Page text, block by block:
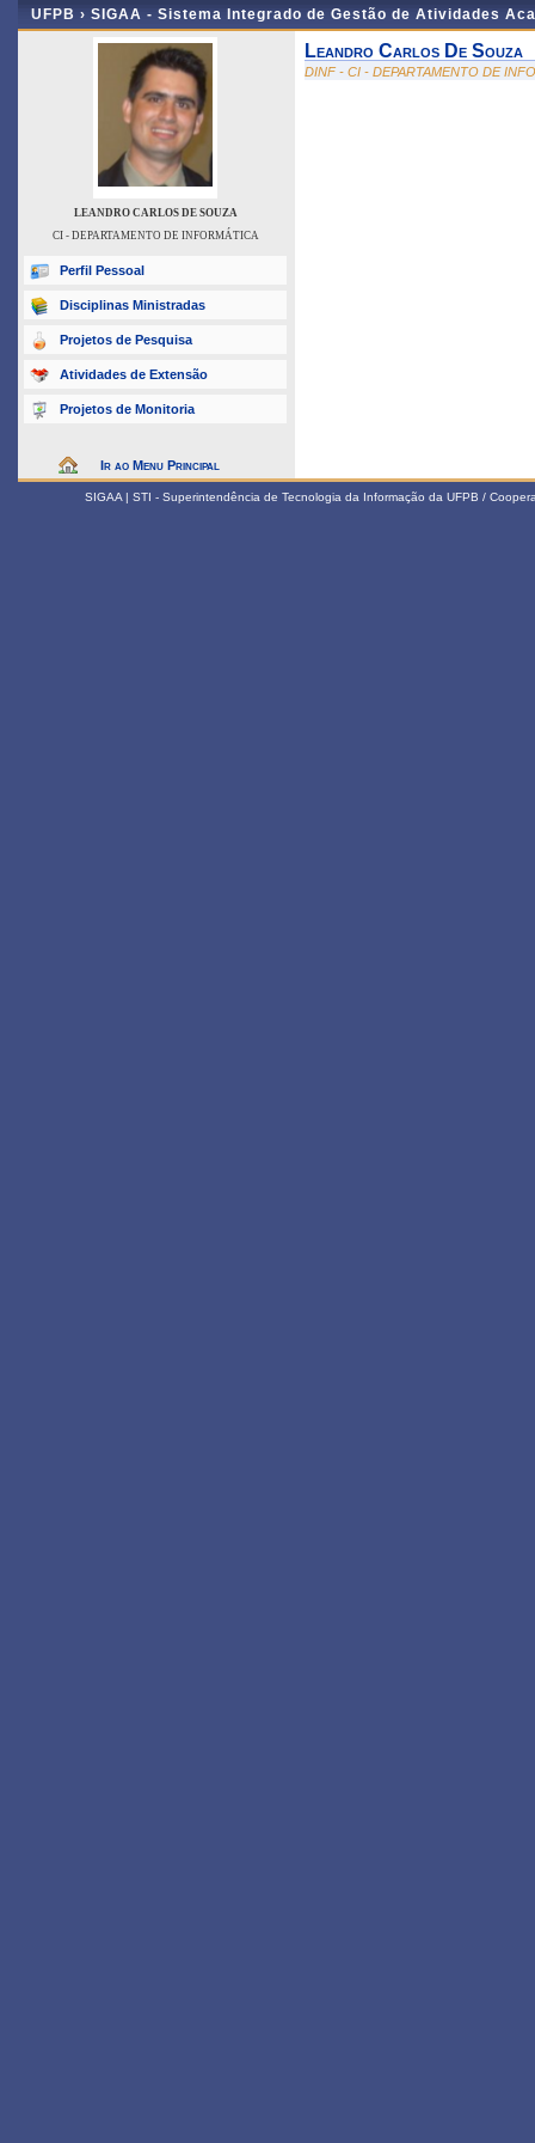
UFPB › SIGAA - Sistema Integrado de Gestão de Atividades
LEANDRO CARLOS DE SOUZA
CI - DEPARTAMENTO DE INFORMÁTICA
Perfil Pessoal
Disciplinas Ministradas
Projetos de Pesquisa
Atividades de Extensão
Projetos de Monitoria
Ir ao Menu Principal
Leandro Carlos De Souza
DINF - CI - DEPARTAMENTO DE
SIGAA | STI - Superintendência de Tecnologia da Informação da UFPB /